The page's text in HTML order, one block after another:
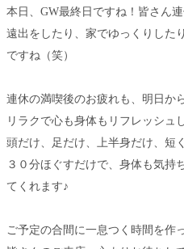
本日、GW最終日ですね！皆さん
遠出をしたり、家でゆっくりした
ですね（笑）
連休の満喫後のお疲れも、明日か
リラクで心も身体もリフレッシュ
頭だけ、足だけ、上半身だけ、短
３０分ほぐすだけで、身体も気持
てくれます♪
ご予定の合間に一息つく時間を作